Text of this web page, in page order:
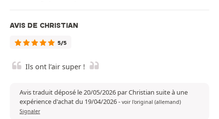
AVIS DE CHRISTIAN
5/5
Ils ont l’air super !
Avis traduit déposé le 20/05/2026 par Christian suite à une
expérience d'achat du 19/04/2026- voir l'original (allemand)
Signaler